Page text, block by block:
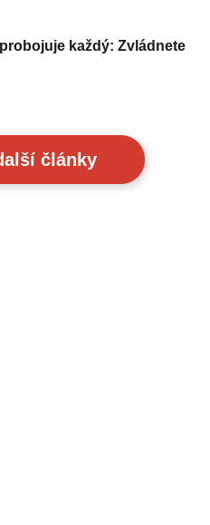
každý: Zvládnete
články